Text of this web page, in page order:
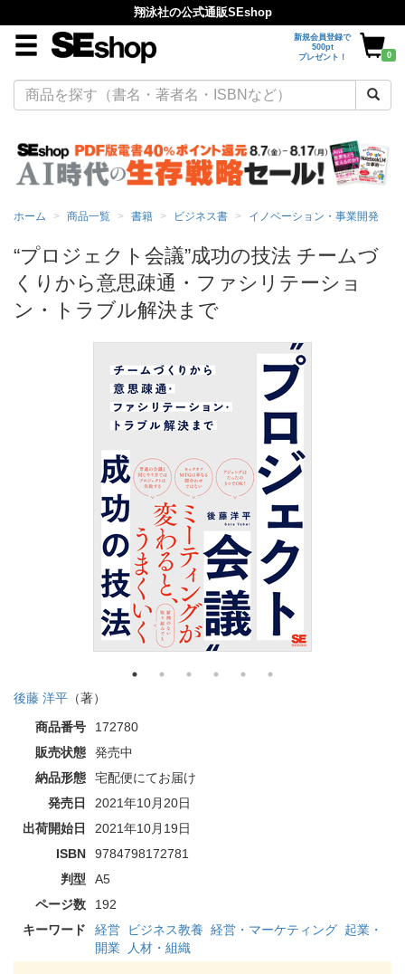
翔泳社の公式通販SEshop
新規会員登録で
500pt
プレゼント！
0
ホーム 商品一覧 書籍 ビジネス書 イノベーション・事業開発
“プロジェクト会議”成功の技法 チームづ
くりから意思疎通・ファシリテーショ
ン・トラブル解決まで
後藤 洋平 （著）
商品番号
172780
販売状態
発売中
納品形態
宅配便にてお届け
発売日
2021年10月20日
出荷開始日
2021年10月19日
ISBN
9784798172781
判型
A5
ページ数
192
キーワード
経営 ビジネス教養 経営・マーケティング 起業・
開業
人材・組織